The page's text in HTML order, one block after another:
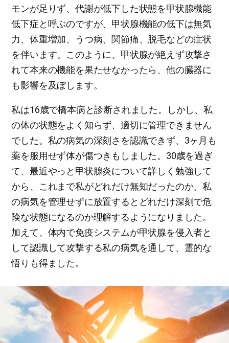
モンが足りず、代謝が低下した状態を甲状腺機能
低下症と呼ぶのですが、甲状腺機能の低下は無気
力、体重増加、うつ病、関節痛、脱毛などの症状
を伴います。このように、甲状腺が絶えず攻撃さ
れて本来の機能を果たせなかったら、他の臓器に
も影響を及ぼします。
私は16歳で橋本病と診断されました。しかし、私
の体の状態をよく知らず、適切に管理できません
でした。私の病気の深刻さを認識できず、3ヶ月も
薬を服用せず体が傷つきもしました。30歳を過ぎ
て、最近やっと甲状腺炎について詳しく勉強して
から、これまで私がどれだけ無知だったのか、私
の病気を管理せずに放置するとどれだけ深刻で危
険な状態になるのか理解するようになりました。
加えて、体内で免疫システムが甲状腺を侵入者と
して認識して攻撃する私の病気を通して、霊的な
悟りも得ました。